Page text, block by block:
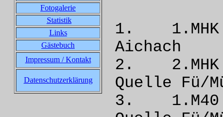
Fotogalerie
Statistik
Links
Gästebuch
Impressum / Kontakt
Datenschutzerklärung
1.
2.
Quelle
3.